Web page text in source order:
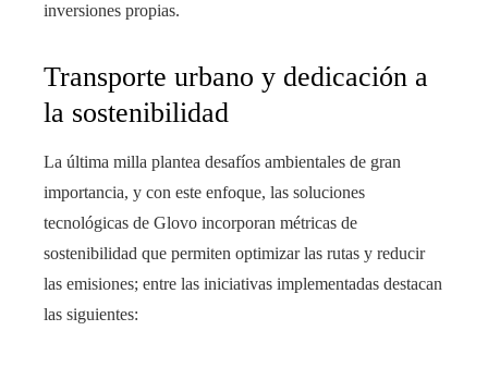
inversiones propias.
Transporte urbano y dedicación a
la sostenibilidad
La última milla plantea desafíos ambientales de gran
importancia, y con este enfoque, las soluciones
tecnológicas de Glovo incorporan métricas de
sostenibilidad que permiten optimizar las rutas y reducir
las emisiones; entre las iniciativas implementadas destacan
las siguientes: